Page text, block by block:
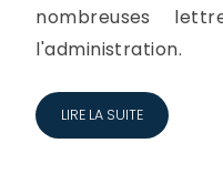
nombreuses
l'administration.
LIRE LA SUITE